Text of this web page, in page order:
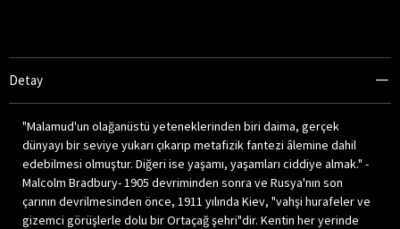
Detay
"Malamud'un olağanüstü yeteneklerinden biri daima, gerçek
dünyayı bir seviye yukarı çıkarıp metafizik fantezi âlemine dahil
edebilmesi olmuştur. Diğeri ise yaşamı, yaşamları ciddiye almak." -
Malcolm Bradbury- 1905 devriminden sonra ve Rusya'nın son
çarının devrilmesinden önce, 1911 yılında Kiev, "vahşi hurafeler ve
gizemci görüşlerle dolu bir Ortaçağ şehri"dir. Kentin her yerinde